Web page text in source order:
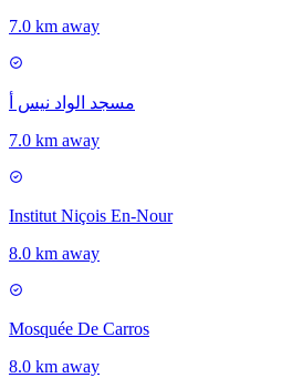
7.0 km away
مسجد الواد نيس أ
7.0 km away
Institut Niçois En-Nour
8.0 km away
Mosquée De Carros
8.0 km away